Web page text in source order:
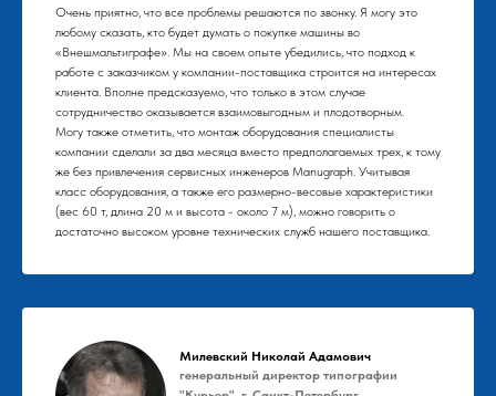
Очень приятно, что все проблемы решаются по звонку. Я могу это
любому сказать, кто будет думать о покупке машины во
«Внешмальтиграфе». Мы на своем опыте убедились, что подход к
работе с заказчиком у компании-поставщика строится на интересах
клиента. Вполне предсказуемо, что только в этом случае
сотрудничество оказывается взаимовыгодным и плодотворным.
Могу также отметить, что монтаж оборудования специалисты
компании сделали за два месяца вместо предполагаемых трех, к тому
же без привлечения сервисных инженеров Manugraph. Учитывая
класс оборудования, а также его размерно-весовые характеристики
(вес 60 т, длина 20 м и высота - около 7 м), можно говорить о
достаточно высоком уровне технических служб нашего поставщика.
Милевский Николай Адамович
генеральный директор типографии